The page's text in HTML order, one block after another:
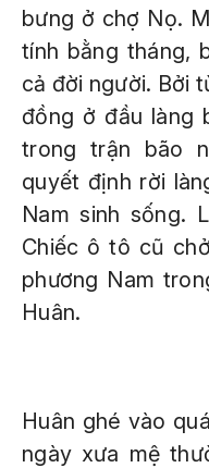
bưng ở chợ Nọ.
tính bằng tháng,
cả đời người. Bởi
đồng ở đầu làng
trong trận bão
quyết định rời
Nam sinh sống.
Chiếc ô tô cũ
phương Nam
Huân.
Huân ghé vào
ngày xưa mệ